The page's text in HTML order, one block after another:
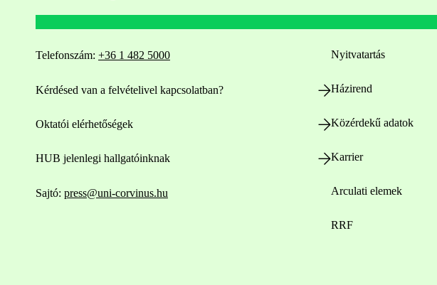
Telefonszám: +36 1 482 5000
Kérdésed van a felvételivel kapcsolatban?
Oktatói elérhetőségek
HUB jelenlegi hallgatóinknak
Sajtó: press@uni-corvinus.hu
Nyitvatartás
Házirend
Közérdekű adatok
Karrier
Arculati elemek
RRF